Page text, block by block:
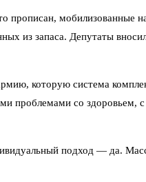
прописан, мобилизованные
из запаса. Депутаты
которую система
проблемами со
подход — да.